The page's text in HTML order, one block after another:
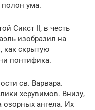
полон ума.
Сикст II, в честь
изобразил на
как скрытую
понтифика.
св. Варвара.
херувимов. Внизу,
ангела. Их